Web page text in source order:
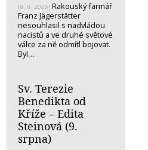
(8. 8. 2026) Rakouský farmář
Franz Jägerstätter
nesouhlasil s nadvládou
nacistů a ve druhé světové
válce za ně odmítl bojovat.
Byl…
Sv. Terezie
Benedikta od
Kříže – Edita
Steinová (9.
srpna)